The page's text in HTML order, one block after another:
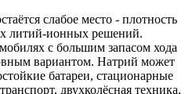
слабое место - плотность
литий-ионных решений.
с большим запасом хода
вариантом. Натрий может
батареи, стационарные
двухколёсная техника,